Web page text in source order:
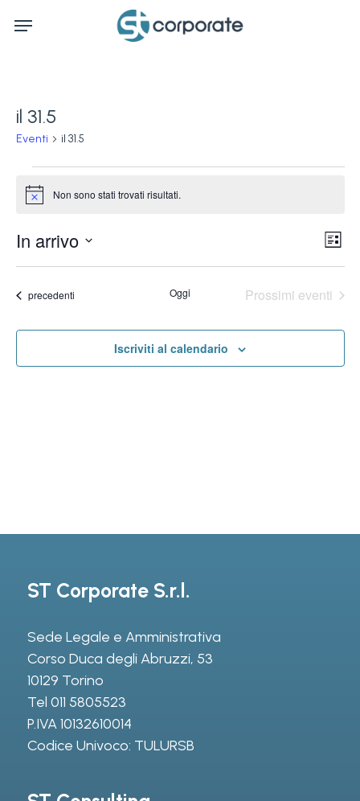
Menu
il 31.5
Eventi il 31.5
Eventi
Notice Non sono stati trovati risultati.
Lista
In arrivo
Seleziona
data.
Eventi
precedenti Oggi Prossimi eventi
Iscriviti al calendario
ST Corporate S.r.l.
Sede Legale e Amministrativa
Corso Duca degli Abruzzi, 53
10129 Torino
Tel 011 5805523
P.IVA 10132610014
Codice Univoco: TULURSB